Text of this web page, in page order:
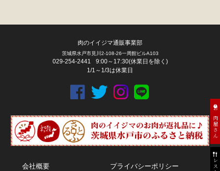
お肉屋さん
肉のイイジマ通販事業部
茨城県水戸市見川2-108-26一周館ビルA103
029-254-2441
9:00～17:30(休業日を除く)
1/1～1/3は休業日
会社概要 プライバシーポリシー